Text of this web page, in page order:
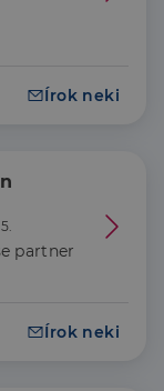
Írok neki
partner
Írok neki